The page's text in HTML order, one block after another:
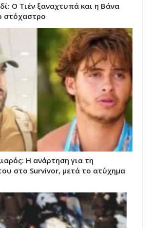
Ο Τιέν ξαναχτυπά και η Βάνα
στόχαστρο
Η ανάρτηση για τη
στο Survivor, μετά το ατύχημα